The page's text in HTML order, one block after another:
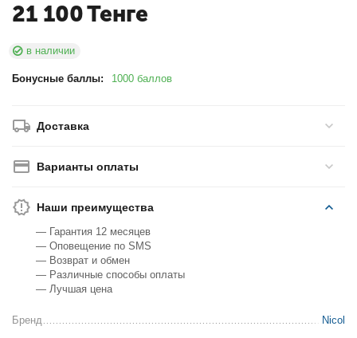
21 100Тенге
в наличии
Бонусные баллы: 1000 баллов
Доставка
Варианты оплаты
Наши преимущества
— Гарантия 12 месяцев
— Оповещение по SMS
— Возврат и обмен
— Различные способы оплаты
— Лучшая цена
Бренд Nicol